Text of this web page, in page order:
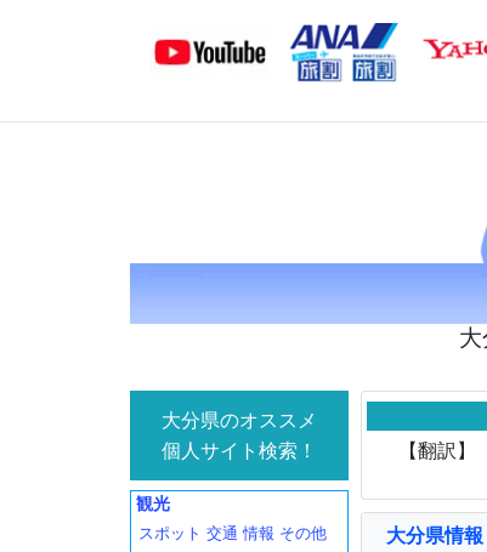
大分県のオススメ
個人サイト検索！
観光
スポット 交通 情報 その他
【翻訳】
大分県情報